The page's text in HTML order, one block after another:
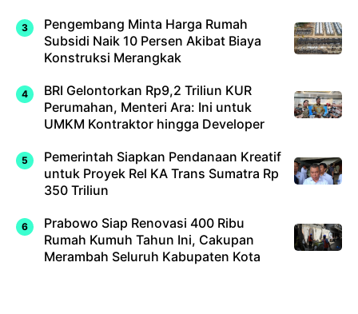
Pengembang Minta Harga Rumah
Subsidi Naik 10 Persen Akibat Biaya
Konstruksi Merangkak
BRI Gelontorkan Rp9,2 Triliun KUR
Perumahan, Menteri Ara: Ini untuk
UMKM Kontraktor hingga Developer
Pemerintah Siapkan Pendanaan Kreatif
untuk Proyek Rel KA Trans Sumatra Rp
350 Triliun
Prabowo Siap Renovasi 400 Ribu
Rumah Kumuh Tahun Ini, Cakupan
Merambah Seluruh Kabupaten Kota